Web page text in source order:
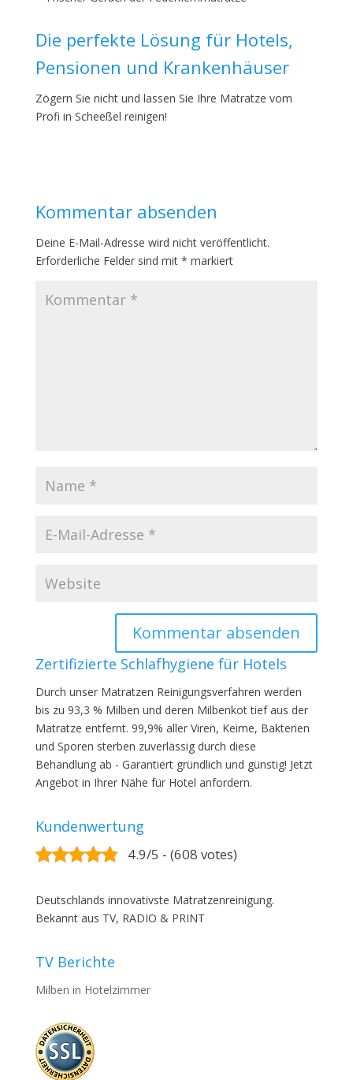
Die perfekte Lösung für Hotels,
Pensionen und Krankenhäuser
Zögern Sie nicht und lassen Sie Ihre Matratze vom
Profi in Scheeßel reinigen!
Kommentar absenden
Deine E-Mail-Adresse wird nicht veröffentlicht.
Erforderliche Felder sind mit * markiert
Zertifizierte Schlafhygiene für Hotels
Durch unser Matratzen Reinigungsverfahren werden
bis zu 93,3 % Milben und deren Milbenkot tief aus der
Matratze entfernt. 99,9% aller Viren, Keime, Bakterien
und Sporen sterben zuverlässig durch diese
Behandlung ab - Garantiert gründlich und günstig! Jetzt
Angebot in Ihrer Nähe für Hotel anfordern.
Kundenwertung
4.9/5 - (608 votes)
Deutschlands innovativste Matratzenreinigung.
Bekannt aus TV, RADIO & PRINT
TV Berichte
Milben in Hotelzimmer